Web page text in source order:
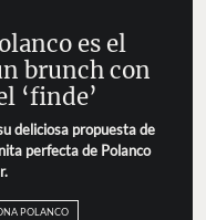
es el
brunch con
‘finde’
deliciosa propuesta de
perfecta de Polanco
POLANCO